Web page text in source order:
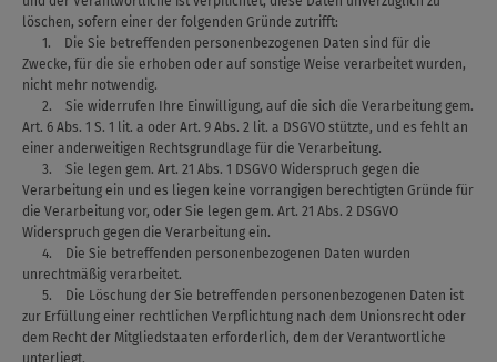
löschen, sofern einer der folgenden Gründe zutrifft:
1. Die Sie betreffenden personenbezogenen Daten sind für die
Zwecke, für die sie erhoben oder auf sonstige Weise verarbeitet wurden,
nicht mehr notwendig.
2. Sie widerrufen Ihre Einwilligung, auf die sich die Verarbeitung gem.
Art. 6 Abs. 1 S. 1 lit. a oder Art. 9 Abs. 2 lit. a DSGVO stützte, und es fehlt an
einer anderweitigen Rechtsgrundlage für die Verarbeitung.
3. Sie legen gem. Art. 21 Abs. 1 DSGVO Widerspruch gegen die
Verarbeitung ein und es liegen keine vorrangigen berechtigten Gründe für
die Verarbeitung vor, oder Sie legen gem. Art. 21 Abs. 2 DSGVO
Widerspruch gegen die Verarbeitung ein.
4. Die Sie betreffenden personenbezogenen Daten wurden
unrechtmäßig verarbeitet.
5. Die Löschung der Sie betreffenden personenbezogenen Daten ist
zur Erfüllung einer rechtlichen Verpflichtung nach dem Unionsrecht oder
dem Recht der Mitgliedstaaten erforderlich, dem der Verantwortliche
unterliegt.